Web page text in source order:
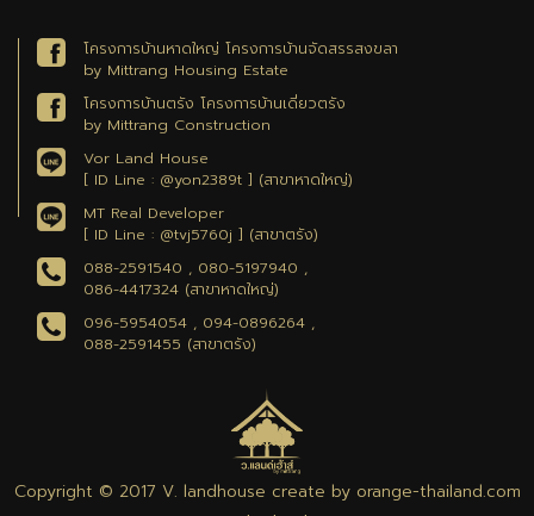
โครงการบ้านหาดใหญ่ โครงการบ้านจัดสรรสงขลา
by Mittrang Housing Estate
โครงการบ้านตรัง โครงการบ้านเดี่ยวตรัง
by Mittrang Construction
Vor Land House
[ ID Line : @yon2389t ] (สาขาหาดใหญ่)
MT Real Developer
[ ID Line : @tvj5760j ] (สาขาตรัง)
088-2591540 , 080-5197940 ,
086-4417324 (สาขาหาดใหญ่)
096-5954054 , 094-0896264 ,
088-2591455 (สาขาตรัง)
Copyright © 2017 V. landhouse create by orange-thailand.com